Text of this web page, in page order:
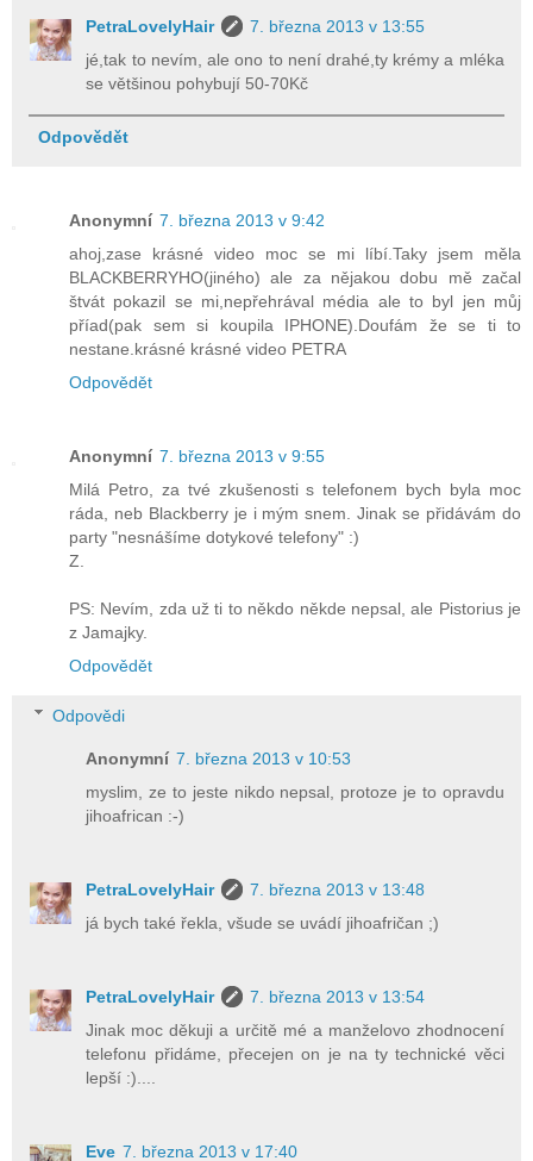
PetraLovelyHair
7. března 2013 v 13:55
jé,tak to nevím, ale ono to není drahé,ty krémy a mléka
se většinou pohybují 50-70Kč
Odpovědět
Anonymní 7. března 2013 v 9:42
ahoj,zase krásné video moc se mi líbí.Taky jsem měla
BLACKBERRYHO(jiného) ale za nějakou dobu mě začal
štvát pokazil se mi,nepřehrával média ale to byl jen můj
příad(pak sem si koupila IPHONE).Doufám že se ti to
nestane.krásné krásné video PETRA
Odpovědět
Anonymní 7. března 2013 v 9:55
Milá Petro, za tvé zkušenosti s telefonem bych byla moc
ráda, neb Blackberry je i mým snem. Jinak se přidávám do
party "nesnášíme dotykové telefony" :)
Z.
PS: Nevím, zda už ti to někdo někde nepsal, ale Pistorius je
z Jamajky.
Odpovědět
Odpovědi
Anonymní 7. března 2013 v 10:53
myslim, ze to jeste nikdo nepsal, protoze je to opravdu
jihoafrican :-)
PetraLovelyHair
7. března 2013 v 13:48
já bych také řekla, všude se uvádí jihoafričan ;)
PetraLovelyHair
7. března 2013 v 13:54
Jinak moc děkuji a určitě mé a manželovo zhodnocení
telefonu přidáme, přecejen on je na ty technické věci
lepší :)....
Eve 7. března 2013 v 17:40